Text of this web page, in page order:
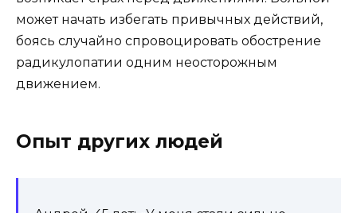
может начать избегать привычных действий,
боясь случайно спровоцировать обострение
радикулопатии одним неосторожным
движением.
Опыт других людей